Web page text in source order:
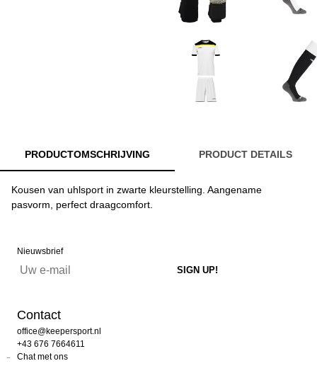
PRODUCTOMSCHRIJVING PRODUCT DETAILS
Kousen van uhlsport in zwarte kleurstelling. Aangename
pasvorm, perfect draagcomfort.
Nieuwsbrief
Contact
office@keepersport.nl
+43 676 7664611
Chat met ons